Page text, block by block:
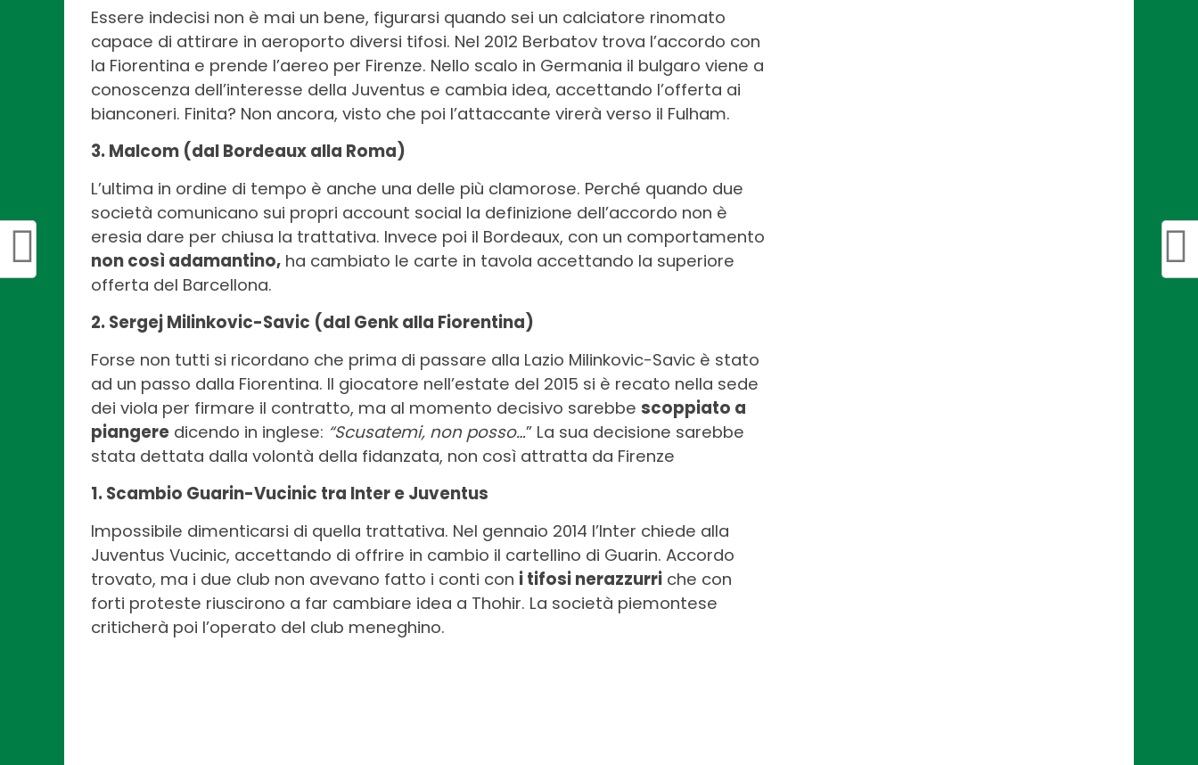
Essere indecisi non è mai un bene, figurarsi quando sei un calciatore rinomato
capace di attirare in aeroporto diversi tifosi. Nel 2012 Berbatov trova l’accordo con
la Fiorentina e prende l’aereo per Firenze. Nello scalo in Germania il bulgaro viene a
conoscenza dell’interesse della Juventus e cambia idea, accettando l’offerta ai
bianconeri. Finita? Non ancora, visto che poi l’attaccante virerà verso il Fulham.
3. Malcom (dal Bordeaux alla Roma)
L’ultima in ordine di tempo è anche una delle più clamorose. Perché quando due
società comunicano sui propri account social la definizione dell’accordo non è
eresia dare per chiusa la trattativa. Invece poi il Bordeaux, con un comportamento
non così adamantino, ha cambiato le carte in tavola accettando la superiore
offerta del Barcellona.
2. Sergej Milinkovic-Savic (dal Genk alla Fiorentina)
Forse non tutti si ricordano che prima di passare alla Lazio Milinkovic-Savic è stato
ad un passo dalla Fiorentina. Il giocatore nell’estate del 2015 si è recato nella sede
dei viola per firmare il contratto, ma al momento decisivo sarebbe scoppiato a
piangere dicendo in inglese: “Scusatemi, non posso…” La sua decisione sarebbe
stata dettata dalla volontà della fidanzata, non così attratta da Firenze
1. Scambio Guarin-Vucinic tra Inter e Juventus
Impossibile dimenticarsi di quella trattativa. Nel gennaio 2014 l’Inter chiede alla
Juventus Vucinic, accettando di offrire in cambio il cartellino di Guarin. Accordo
trovato, ma i due club non avevano fatto i conti con i tifosi nerazzurri che con
forti proteste riuscirono a far cambiare idea a Thohir. La società piemontese
criticherà poi l’operato del club meneghino.